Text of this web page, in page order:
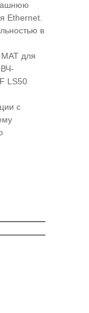
Ethernet.
в
для
LS50
с